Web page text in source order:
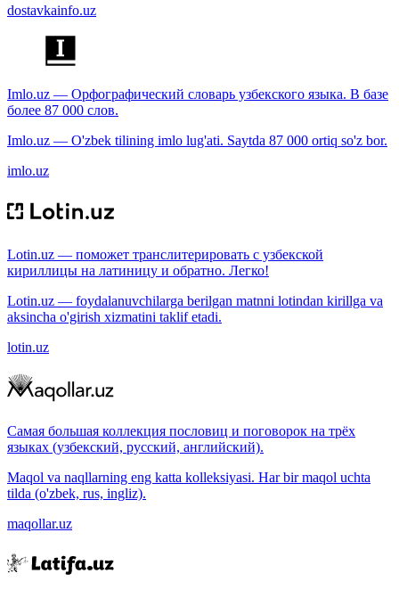
dostavkainfo.uz
Imlo.uz — Орфографический словарь узбекского языка. В базе
более 87 000 слов.
Imlo.uz — O'zbek tilining imlo lug'ati. Saytda 87 000 ortiq so'z bor.
imlo.uz
Lotin.uz — поможет транслитерировать с узбекской
кириллицы на латиницу и обратно. Легко!
Lotin.uz — foydalanuvchilarga berilgan matnni lotindan kirillga va
aksincha o'girish xizmatini taklif etadi.
lotin.uz
Самая большая коллекция пословиц и поговорок на трёх
языках (узбекский, русский, английский).
Maqol va naqllarning eng katta kolleksiyasi. Har bir maqol uchta
tilda (o'zbek, rus, ingliz).
maqollar.uz